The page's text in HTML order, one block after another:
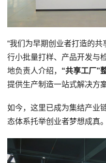
“我们为早期创业者打造的
行小批量打样、产品开发与
地负责人介绍， “共享工厂”
提供生产制造一站式解决方
如今，这里已成为集结产业
态体系托举创业者梦想成真。